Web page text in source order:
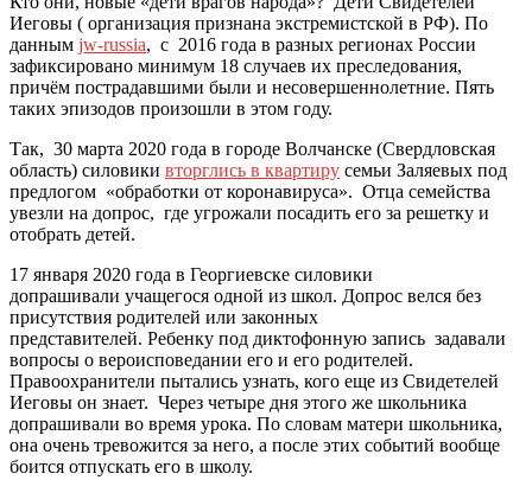
Иеговы ( организация признана экстремистской в РФ). По
данным jw-russia, с 2016 года в разных регионах России
зафиксировано минимум 18 случаев их преследования,
причём пострадавшими были и несовершеннолетние. Пять
таких эпизодов произошли в этом году.
Так, 30 марта 2020 года в городе Волчанске (Свердловская
область) силовики вторглись в квартиру семьи Заляевых под
предлогом «обработки от коронавируса». Отца семейства
увезли на допрос, где угрожали посадить его за решетку и
отобрать детей.
17 января 2020 года в Георгиевске силовики
допрашивали учащегося одной из школ. Допрос велся без
присутствия родителей или законных
представителей. Ребенку под диктофонную запись задавали
вопросы о вероисповедании его и его родителей.
Правоохранители пытались узнать, кого еще из Свидетелей
Иеговы он знает. Через четыре дня этого же школьника
допрашивали во время урока. По словам матери школьника,
она очень тревожится за него, а после этих событий вообще
боится отпускать его в школу.